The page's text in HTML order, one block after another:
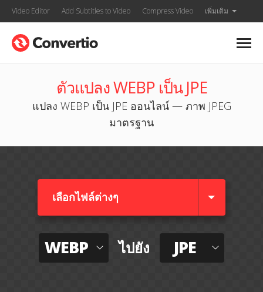
Video Editor Add Subtitles to Video Compress Video เพิ่มเติม
ตัวแปลง WEBP เป็น JPE
แปลง WEBP เป็น JPE ออนไลน์ — ภาพ JPEG
มาตรฐาน
เลือกไฟล์ต่างๆ​
WEBP ไปยัง JPE